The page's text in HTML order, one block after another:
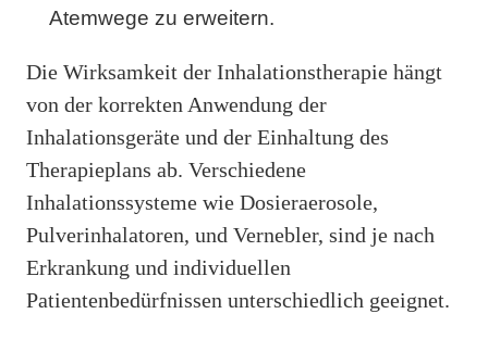
Atemwege zu erweitern.
Die Wirksamkeit der Inhalationstherapie hängt
von der korrekten Anwendung der
Inhalationsgeräte und der Einhaltung des
Therapieplans ab. Verschiedene
Inhalationssysteme wie Dosieraerosole,
Pulverinhalatoren, und Vernebler, sind je nach
Erkrankung und individuellen
Patientenbedürfnissen unterschiedlich geeignet.